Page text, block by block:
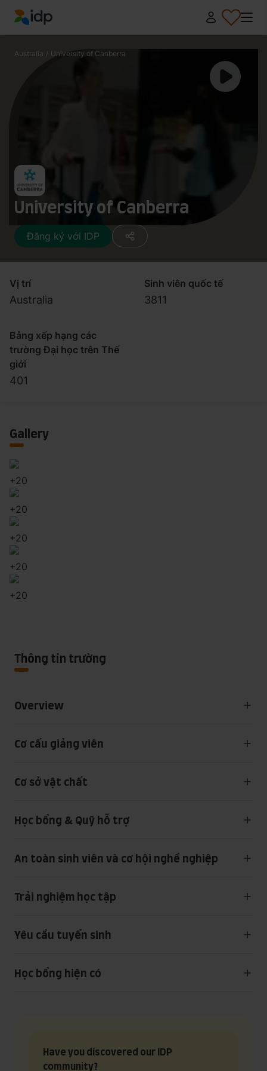
IDP Education
Australia / University of Canberra
University of Canberra
Đăng ký với IDP
Vị trí
Australia
Sinh viên quốc tế
3811
Bảng xếp hạng các
trường Đại học trên Thế
giới
401
Gallery
+20
+20
+20
+20
+20
Thông tin trường
Overview
Cơ cấu giảng viên
Cơ sở vật chất
Học bổng & Quỹ hỗ trợ
An toàn sinh viên và cơ hội nghề nghiệp
Trải nghiệm học tập
Yêu cầu tuyển sinh
Học bổng hiện có
Have you discovered our IDP
community?